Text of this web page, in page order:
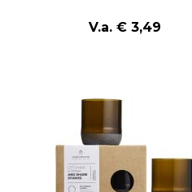
V.a. € 3,49